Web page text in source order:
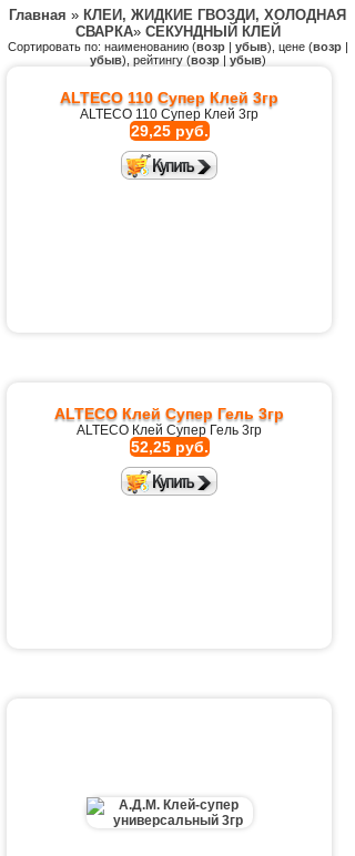
Главная » КЛЕИ, ЖИДКИЕ ГВОЗДИ, ХОЛОДНАЯ
СВАРКА» СЕКУНДНЫЙ КЛЕЙ
Сортировать по: наименованию (возр| убыв), цене (возр|
убыв), рейтингу (возр| убыв)
ALTECO 110 Супер Клей 3гр
ALTECO 110 Супер Клей 3гр
29,25 руб.
ALTECO Клей Супер Гель 3гр
ALTECO Клей Супер Гель 3гр
52,25 руб.